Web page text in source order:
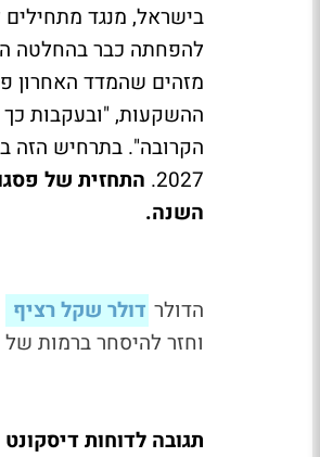
בישראל, מנגד
להפחתה כבר בהחלטה
מזהים שהמדד האחרון
ההשקעות, "ובעקבות
הקרובה". בתרחיש הזה
2027. התחזית של
השנה.
הדולר דולר שקל רציף
וחזר להיסחר ברמות של 2.90 שקלים -
תגובה לדוחות